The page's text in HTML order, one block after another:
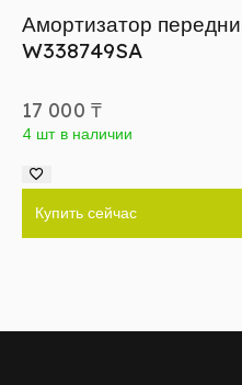
Амортизатор
W338749SA
17 000 ₸
4 шт в наличии
Купить сейчас